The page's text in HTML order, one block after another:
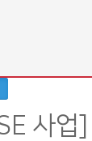
사